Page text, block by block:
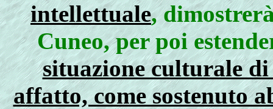
intellettuale,
Cuneo, per poi
situazione culturale
affatto, come sostenuto